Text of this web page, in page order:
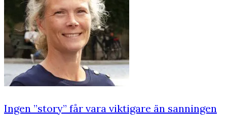
Ingen ”story” får vara viktigare än sanningen